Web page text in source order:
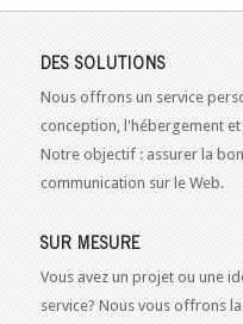
DES SOLUTIONS
Nous offrons un service
conception, l'hébergement
Notre objectif : assurer la
communication sur le Web.
SUR MESURE
Vous avez un projet ou une
service? Nous vous offrons